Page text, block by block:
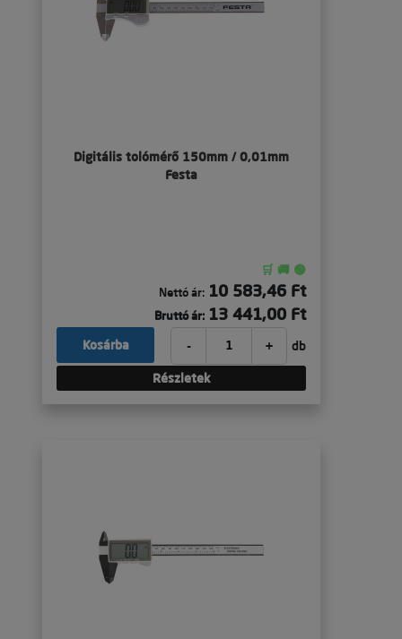
Digitális tolómérő 150mm / 0,01mm
Festa
🛒 🚚 🟢
Nettó ár: 10 583,46 Ft
Bruttó ár: 13 441,00 Ft
- + db
Kosárba
Részletek